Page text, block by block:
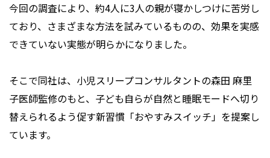
今回の調査により、約4人に3人の親が寝かしつけに苦労し
ており、さまざまな方法を試みているものの、効果を実感
できていない実態が明らかになりました。
そこで同社は、小児スリープコンサルタントの森田 麻里
子医師監修のもと、子ども自らが自然と睡眠モードへ切り
替えられるよう促す新習慣「おやすみスイッチ」を提案し
ています。